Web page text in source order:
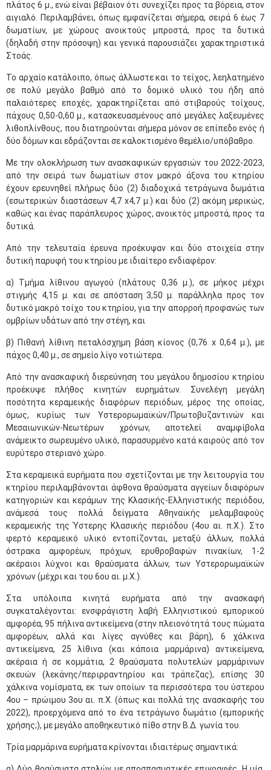
πλάτος 6 μ., ενώ είναι βέβαιον ότι συνεχίζει προς τα βόρεια, στον
αιγιαλό. Περιλαμβάνει, όπως εμφανίζεται σήμερα, σειρά 6 έως 7
δωματίων, με χώρους ανοικτούς μπροστά, προς τα δυτικά
(δηλαδή στην πρόσοψη) και γενικά παρουσιάζει χαρακτηριστικά
Στοάς.
Το αρχαίο κατάλοιπο, όπως άλλωστε και το τείχος, λεηλατημένο
σε πολύ μεγάλο βαθμό από το δομικό υλικό του ήδη από
παλαιότερες εποχές, χαρακτηρίζεται από στιβαρούς τοίχους,
πάχους 0,50-0,60 μ., κατασκευασμένους από μεγάλες λαξευμένες
λιθοπλίνθους, που διατηρούνται σήμερα μόνον σε επίπεδο ενός ή
δύο δόμων και εδράζονται σε καλοκτισμένο θεμέλιο/υπόβαθρο.
Με την ολοκλήρωση των ανασκαφικών εργασιών του 2022-2023,
από την σειρά των δωματίων στον μακρό άξονα του κτηρίου
έχουν ερευνηθεί πλήρως δύο (2) διαδοχικά τετράγωνα δωμάτια
(εσωτερικών διαστάσεων 4,7 x4,7 μ.) και δύο (2) ακόμη μερικώς,
καθώς και ένας παράπλευρος χώρος, ανοικτός μπροστά, προς τα
δυτικά.
Από την τελευταία έρευνα προέκυψαν και δύο στοιχεία στην
δυτική παρυφή του κτηρίου με ιδιαίτερο ενδιαφέρον:
α) Τμήμα λίθινου αγωγού (πλάτους 0,36 μ.), σε μήκος μέχρι
στιγμής 4,15 μ. και σε απόσταση 3,50 μ. παράλληλα προς τον
δυτικό μακρό τοίχο του κτηρίου, για την απορροή προφανώς των
ομβρίων υδάτων από την στέγη, και
β) Πιθανή λίθινη πεταλόσχημη βάση κίονος (0,76 x 0,64 μ.), με
πάχος 0,40 μ., σε σημείο λίγο νοτιώτερα.
Από την ανασκαφική διερεύνηση του μεγάλου δημοσίου κτηρίου
προέκυψε πλήθος κινητών ευρημάτων. Συνελέγη μεγάλη
ποσότητα κεραμεικής διαφόρων περιόδων, μέρος της οποίας,
όμως, κυρίως των Υστερορωμαϊκών/Πρωτοβυζαντινών και
Μεσαιωνικών-Νεωτέρων χρόνων, αποτελεί αναμφίβολα
ανάμεικτο σωρευμένο υλικό, παρασυρμένο κατά καιρούς από τον
ευρύτερο στεριανό χώρο.
Στα κεραμεικά ευρήματα που σχετίζονται με την λειτουργία του
κτηρίου περιλαμβάνονται άφθονα θραύσματα αγγείων διαφόρων
κατηγοριών και κεράμων της Κλασικής-Ελληνιστικής περιόδου,
ανάμεσά τους πολλά δείγματα Αθηναϊκής μελαμβαφούς
κεραμεικής της Ύστερης Κλασικής περιόδου (4ου αι. π.Χ.). Στο
φερτό κεραμεικό υλικό εντοπίζονται, μεταξύ άλλων, πολλά
όστρακα αμφορέων, πρόχων, ερυθροβαφών πινακίων, 1-2
ακέραιοι λύχνοι και θραύσματα άλλων, των Υστερορωμαϊκών
χρόνων (μέχρι και του 6ου αι. μ.Χ.).
Στα υπόλοιπα κινητά ευρήματα από την ανασκαφή
συγκαταλέγονται: ενσφράγιστη λαβή Ελληνιστικού εμπορικού
αμφορέα, 95 πήλινα αντικείμενα (στην πλειονότητά τους πώματα
αμφορέων, αλλά και λίγες αγνύθες και βάρη), 6 χάλκινα
αντικείμενα, 25 λίθινα (και κάποια μαρμάρινα) αντικείμενα,
ακέραια ή σε κομμάτια, 2 θραύσματα πολυτελών μαρμάρινων
σκευών (λεκάνης/περιρραντηρίου και τράπεζας), επίσης 30
χάλκινα νομίσματα, εκ των οποίων τα περισσότερα του ύστερου
4ου – πρώιμου 3ου αι. π.Χ. (όπως και πολλά της ανασκαφής του
2022), προερχόμενα από το ένα τετράγωνο δωμάτιο (εμπορικής
χρήσης;), με μεγάλο αποθηκευτικό πίθο στην Β.Δ. γωνία του.
Τρία μαρμάρινα ευρήματα κρίνονται ιδιαιτέρως σημαντικά: